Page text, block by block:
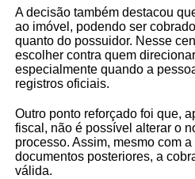
A decisão também destacou
ao imóvel, podendo ser
quanto do possuidor. Nesse
escolher contra quem
especialmente quando a
registros oficiais.
Outro ponto reforçado foi que,
fiscal, não é possível alterar o
processo. Assim, mesmo com
documentos posteriores, a
válida.